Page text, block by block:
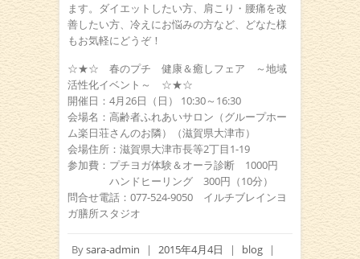
ます。ダイエットしたい方、肩こり・腰痛を改
善したい方、冷えにお悩みの方など、どなた様
もお気軽にどうぞ！
☆★☆ 春のプチ 健康＆癒しフェア ～地域
活性化イベント～ ☆★☆
開催日：4月26日（日） 10:30～16:30
会場名：高齢者ふれあいサロン（グループホー
ム楽日荘さんのお隣）（滋賀県大津市）
会場住所：滋賀県大津市長等2丁目1-19
参加費：プチヨガ体験＆オーラ診断 1000円
ハンドヒーリング 300円（10分）
問合せ電話：077-524-9050 イルチブレインヨ
ガ膳所スタジオ
Bysara-admin | 2015年4月4日 | blog |